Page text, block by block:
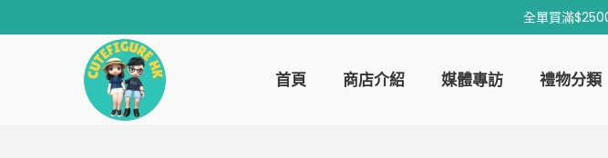
全單買滿
首頁 商店介紹 媒體專訪 禮物分類